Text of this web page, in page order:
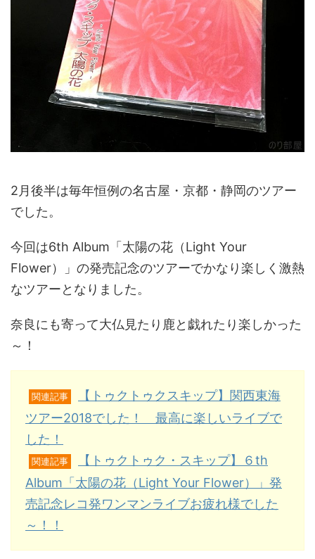
2月後半は毎年恒例の名古屋・京都・静岡のツアー
でした。
今回は6th Album「太陽の花（Light Your
Flower）」の発売記念のツアーでかなり楽しく激熱
なツアーとなりました。
奈良にも寄って大仏見たり鹿と戯れたり楽しかった
～！
関連記事
【トゥクトゥクスキップ】関西東海
ツアー2018でした！ 最高に楽しいライブで
した！
関連記事
【トゥクトゥク・スキップ】６th
Album「太陽の花（Light Your Flower）」発
売記念レコ発ワンマンライブお疲れ様でした
～！！